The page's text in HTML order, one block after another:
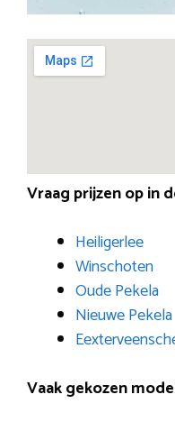
Vraag prijzen op in
Heiligerlee
Winschoten
Oude Pekela
Nieuwe Pekela
Vaak gekozen